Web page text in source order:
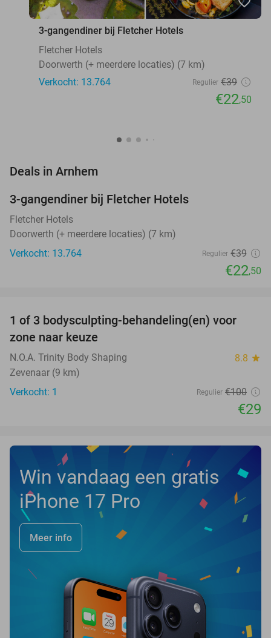
3-gangendiner bij Fletcher Hotels
Fletcher Hotels
Doorwerth (+ meerdere locaties) (7 km)
Verkocht: 13.764
Regulier €39
€22,50
Deals in Arnhem
3-gangendiner bij Fletcher Hotels
Fletcher Hotels
Doorwerth (+ meerdere locaties) (7 km)
Verkocht: 13.764
Regulier €39
€22,50
71%
TODAY
1 of 3 bodysculpting-behandeling(en) voor
zone naar keuze
N.O.A. Trinity Body Shaping 8.8 star
Zevenaar (9 km)
Verkocht: 1
Regulier €100
€29
Win vandaag een gratis
iPhone 17 Pro
Meer info